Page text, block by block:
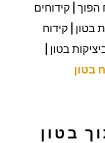
| קידוחים
בטון | קידוח
בטון |
בטון
בטון